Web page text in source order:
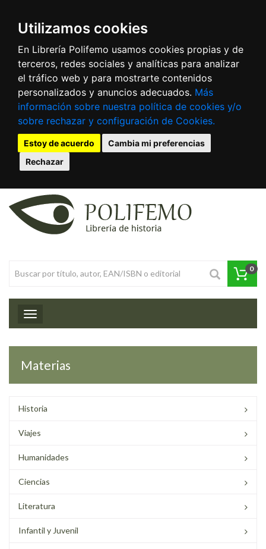
Utilizamos cookies
En Librería Polifemo usamos cookies propias y de
terceros, redes sociales y analíticas para analizar
el tráfico web y para mostrarte contenidos
personalizados y anuncios adecuados. Más
información sobre nuestra política de cookies y/o
sobre rechazar y configuración de Cookies.
Estoy de acuerdo
Cambia mi preferencias
Rechazar
0
Toggle navigation
Materias
Historia
Viajes
Humanidades
Ciencias
Literatura
Infantil y Juvenil